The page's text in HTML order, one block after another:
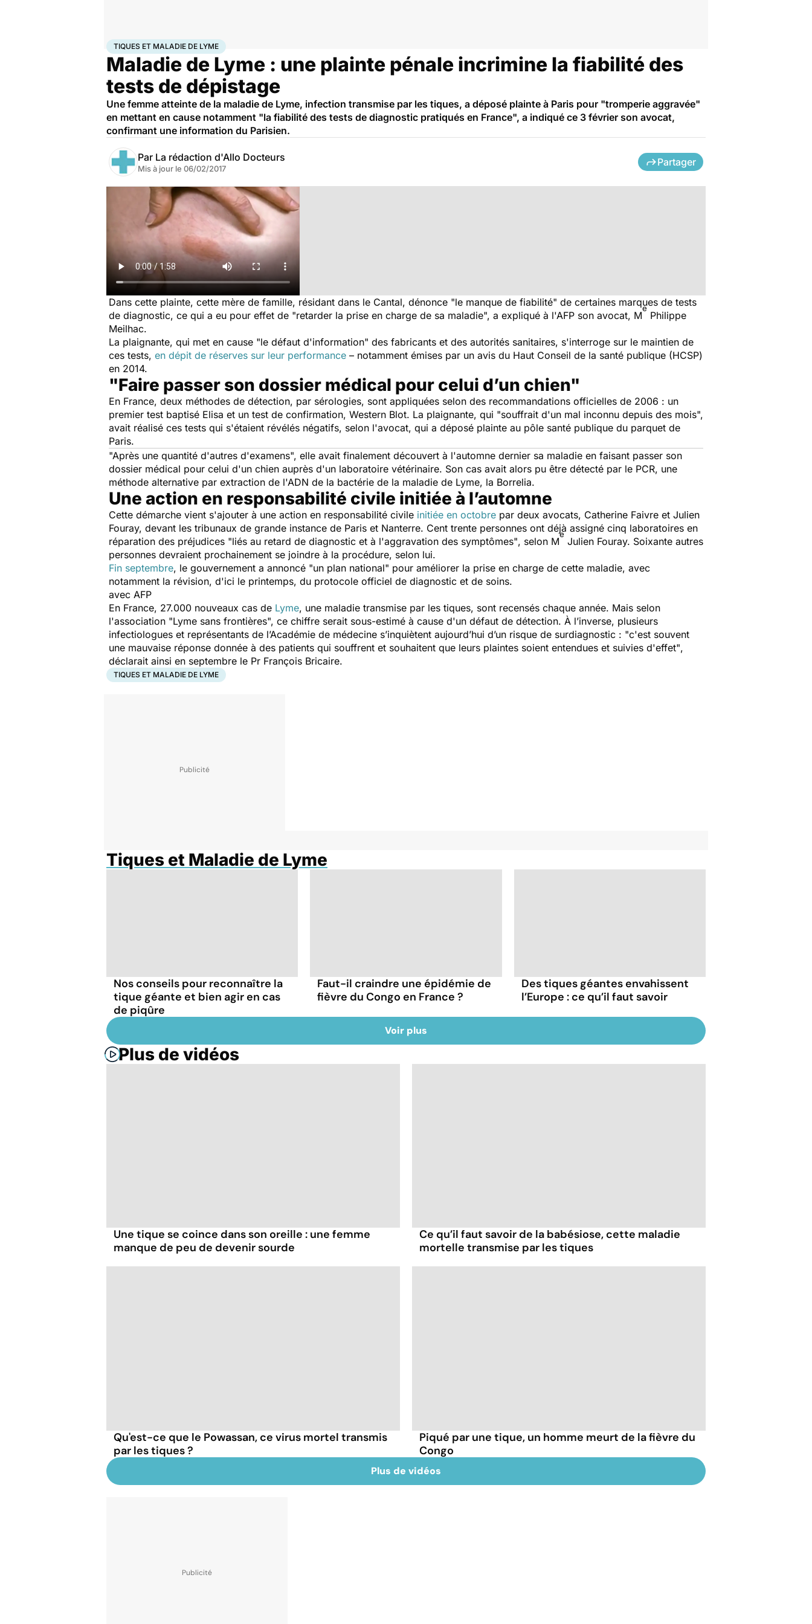
AccueilSanté Tiques et Maladie de Lyme
TIQUES ET MALADIE DE LYME
Maladie de Lyme : une plainte pénale incrimine la fiabilité des
tests de dépistage
Une femme atteinte de la maladie de Lyme, infection transmise par les tiques, a déposé plainte à Paris pour "tromperie aggravée"
en mettant en cause notamment "la fiabilité des tests de diagnostic pratiqués en France", a indiqué ce 3 février son avocat,
confirmant une information du Parisien.
Par La rédaction d'Allo Docteurs
Mis à jour le 06/02/2017
Partager
Dans cette plainte, cette mère de famille, résidant dans le Cantal, dénonce "le manque de fiabilité" de certaines marques de tests
de diagnostic, ce qui a eu pour effet de "retarder la prise en charge de sa maladie", a expliqué à l'AFP son avocat, M
e
Philippe
Meilhac.
La plaignante, qui met en cause "le défaut d'information" des fabricants et des autorités sanitaires, s'interroge sur le maintien de
ces tests, en dépit de réserves sur leur performance – notamment émises par un avis du Haut Conseil de la santé publique (HCSP)
en 2014.
"Faire passer son dossier médical pour celui d’un chien"
En France, deux méthodes de détection, par sérologies, sont appliquées selon des recommandations officielles de 2006 : un
premier test baptisé Elisa et un test de confirmation, Western Blot. La plaignante, qui "souffrait d'un mal inconnu depuis des mois",
avait réalisé ces tests qui s'étaient révélés négatifs, selon l'avocat, qui a déposé plainte au pôle santé publique du parquet de
Paris.
"Après une quantité d'autres d'examens", elle avait finalement découvert à l'automne dernier sa maladie en faisant passer son
dossier médical pour celui d'un chien auprès d'un laboratoire vétérinaire. Son cas avait alors pu être détecté par le PCR, une
méthode alternative par extraction de l'ADN de la bactérie de la maladie de Lyme, la Borrelia.
Une action en responsabilité civile initiée à l’automne
Cette démarche vient s'ajouter à une action en responsabilité civile initiée en octobre par deux avocats, Catherine Faivre et Julien
Fouray, devant les tribunaux de grande instance de Paris et Nanterre. Cent trente personnes ont déjà assigné cinq laboratoires en
réparation des préjudices "liés au retard de diagnostic et à l'aggravation des symptômes", selon M
e
Julien Fouray. Soixante autres
personnes devraient prochainement se joindre à la procédure, selon lui.
Fin septembre, le gouvernement a annoncé "un plan national" pour améliorer la prise en charge de cette maladie, avec
notamment la révision, d'ici le printemps, du protocole officiel de diagnostic et de soins.
avec AFP
En France, 27.000 nouveaux cas de Lyme, une maladie transmise par les tiques, sont recensés chaque année. Mais selon
l'association "Lyme sans frontières", ce chiffre serait sous-estimé à cause d'un défaut de détection. À l’inverse, plusieurs
infectiologues et représentants de l’Académie de médecine s’inquiètent aujourd’hui d’un risque de surdiagnostic : "c'est souvent
une mauvaise réponse donnée à des patients qui souffrent et souhaitent que leurs plaintes soient entendues et suivies d'effet",
déclarait ainsi en septembre le Pr François Bricaire.
TIQUES ET MALADIE DE LYME
Tiques et Maladie de Lyme
Nos conseils pour reconnaître la
tique géante et bien agir en cas
de piqûre
Faut-il craindre une épidémie de
fièvre du Congo en France ?
Des tiques géantes envahissent
l’Europe : ce qu’il faut savoir
Voir plus
Plus de vidéos
Une tique se coince dans son oreille : une femme
manque de peu de devenir sourde
Ce qu’il faut savoir de la babésiose, cette maladie
mortelle transmise par les tiques
Qu'est-ce que le Powassan, ce virus mortel transmis
par les tiques ?
Piqué par une tique, un homme meurt de la fièvre du
Congo
Plus de vidéos